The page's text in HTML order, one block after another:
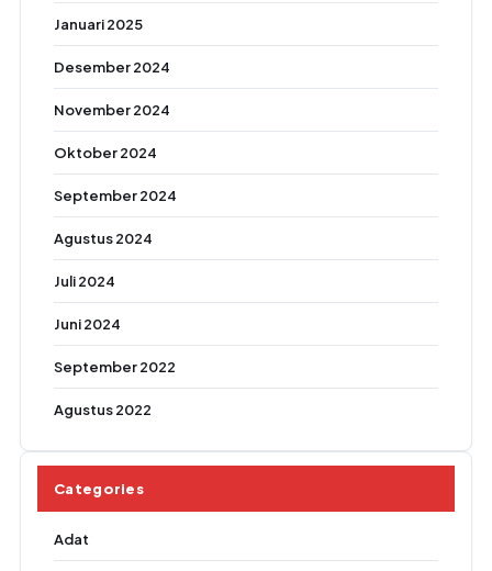
Januari 2025
Desember 2024
November 2024
Oktober 2024
September 2024
Agustus 2024
Juli 2024
Juni 2024
September 2022
Agustus 2022
Categories
Adat